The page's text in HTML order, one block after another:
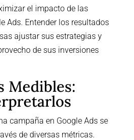
el impacto de las
Ads. Entender los resultados
ajustar sus estrategias y
de sus inversiones
Medibles:
campaña en Google Ads se
de diversas métricas.